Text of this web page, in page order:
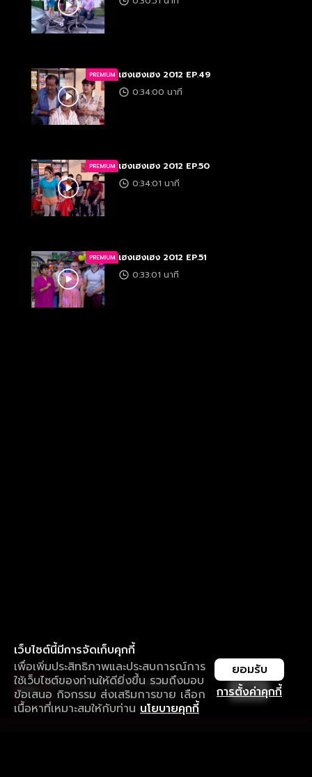
PREMIUM เฮงเฮงเฮง 2012 EP.49
0:34:00 นาที
PREMIUM เฮงเฮงเฮง 2012 EP.50
0:34:01 นาที
PREMIUM เฮงเฮงเฮง 2012 EP.51
0:33:01 นาที
เว็บไซต์นี้มีการจัดเก็บคุกกี้
เพื่อเพิ่มประสิทธิภาพและประสบการณ์การ
ใช้เว็บไซต์ของท่านให้ดียิ่งขึ้น รวมถึงมอบ
ข้อเสนอ กิจกรรม ส่งเสริมการขาย เลือก
เนื้อหาที่เหมาะสมให้กับท่าน นโยบายคุกกี้
การตั้งค่าคุกกี้
ยอมรับ
ใช้งานแอป ลื่นไหลกว่า ไม่มีสะดุด
ดาวน์โหลดแอปเพื่อการรับชมที่ดีกว่า เปิด